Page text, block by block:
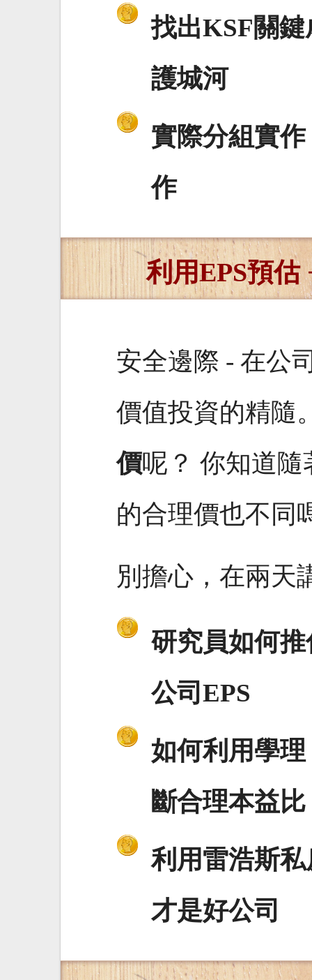
找出KSF關
護城河
實際分組實
作
利用EPS預估
安全邊際 - 在公
價值投資的精隨
價呢？ 你知道
的合理價也不同
別擔心，在兩天
研究員如何
公司EPS
如何利用學
斷合理本益
利用雷浩斯
才是好公司